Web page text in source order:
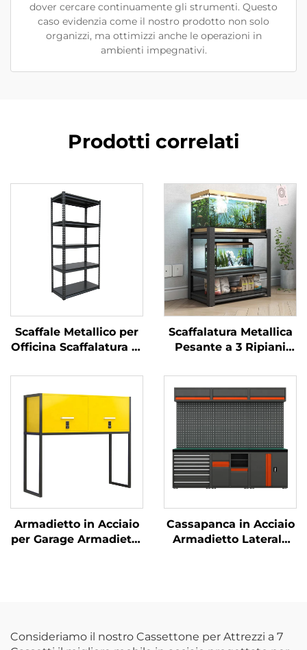
dover cercare continuamente gli strumenti. Questo
caso evidenzia come il nostro prodotto non solo
organizzi, ma ottimizzi anche le operazioni in
ambienti impegnativi.
Prodotti correlati
Scaffale Metallico per
Officina Scaffalatura in
per Magazzino Scaffale
Espositore per
Supermercato Scaffale
Portaoggetti per
Balcone
Scaffalatura Metallica
Pesante a 3 Ripiani
Scaffale in Ferro
Supporto per Acquario
Struttura in Acciaio
Supporto per Vasca
dei Pesci
Armadietto in Acciaio
per Garage Armadietto
Immagazzinaggio in
Metallo
Cassapanca in Acciaio
Armadietto Laterale
Armadietto per
Officina
Consideriamo il nostro Cassettone per Attrezzi a 7